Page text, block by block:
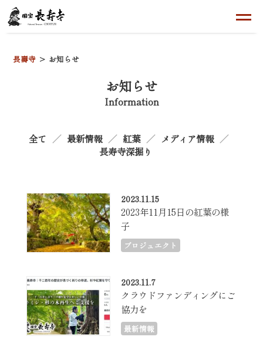
長壽寺 お知らせ
お知らせ
Information
全て 最新情報 紅葉
メディア情報
長寿寺深掘り
2023.11.15
2023年11月15日の紅葉の様
子
プロジュエクト
2023.11.7
クラウドファンディングにご
協力を
最新情報